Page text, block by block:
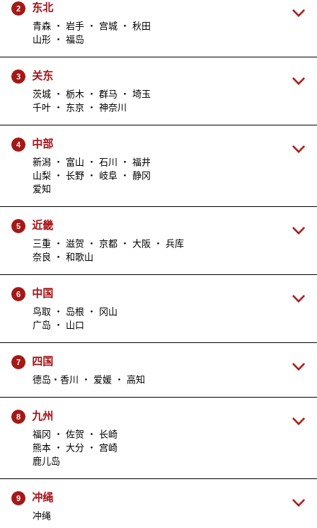
2 东北
青森 ・ 岩手 ・ 宫城 ・ 秋田
山形 ・ 福岛
3 关东
茨城 ・ 栃木 ・ 群马 ・ 埼玉
千叶 ・ 东京 ・ 神奈川
4 中部
新潟 ・ 富山 ・ 石川 ・ 福井
山梨 ・ 长野 ・ 岐阜 ・ 静冈
爱知
5 近畿
三重 ・ 滋贺 ・ 京都 ・ 大阪 ・ 兵库
奈良 ・ 和歌山
6 中国
鸟取 ・ 岛根 ・ 冈山
广岛 ・ 山口
7 四国
德岛・香川 ・ 爱媛 ・ 高知
8 九州
福冈 ・ 佐贺 ・ 长崎
熊本 ・ 大分 ・ 宫崎
鹿儿岛
9 冲绳
冲绳